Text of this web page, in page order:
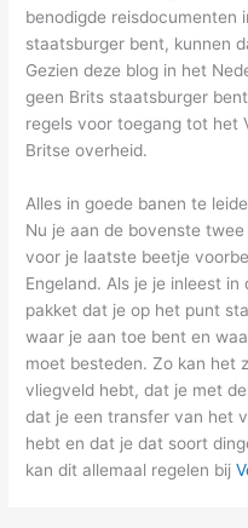
benodigde reisdocumenten
staatsburger bent, kunnen
Gezien deze blog in het
geen Brits staatsburger
regels voor toegang tot het
Britse overheid.
Alles in goede banen te
Nu je aan de bovenste
voor je laatste beetje
Engeland. Als je je inleest
pakket dat je op het punt
waar je aan toe bent en
moet besteden. Zo kan het
vliegveld hebt, dat je met
dat je een transfer van het
hebt en dat je dat soort
kan dit allemaal regelen bij